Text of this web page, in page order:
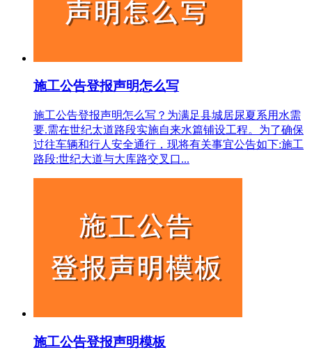
施工公告登报声明怎么写
施工公告登报声明怎么写？为满足县城居尿夏系用水需
要.需在世纪太道路段实施自来水篇铺设工程。为了确保
过往车辆和行人安全通行，现将有关事宜公告如下:施工
路段:世纪大道与大库路交叉口...
施工公告登报声明模板